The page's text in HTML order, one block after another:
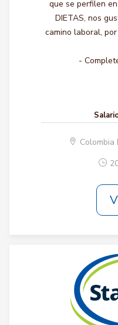
que se perfilen
DIETAS, nos
camino laboral,
-
Colombia